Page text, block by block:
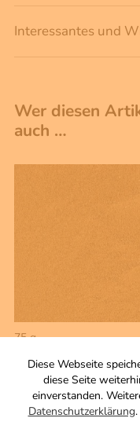
Diese Webseite
diese Seite
einverstanden.
Datenschutzerklärung
Interessantes und
Wer diesen
auch …
75 g
Nürnberger Art
Zutaten
3,90 €